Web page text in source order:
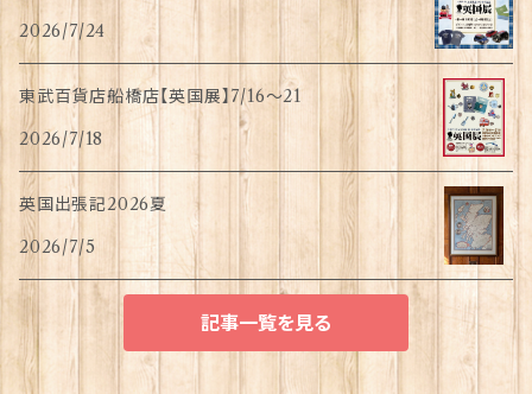
2026/7/24
東武百貨店船橋店【英国展】7/16～21
2026/7/18
英国出張記2026夏
2026/7/5
記事一覧を見る